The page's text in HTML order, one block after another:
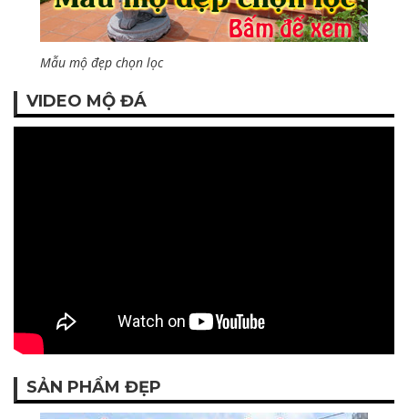
Mẫu mộ đẹp chọn lọc
VIDEO MỘ ĐÁ
SẢN PHẨM ĐẸP